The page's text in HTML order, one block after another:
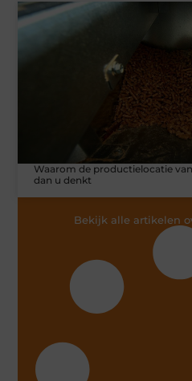
Waarom de productielocatie
dan u denkt
Bekijk alle artikelen